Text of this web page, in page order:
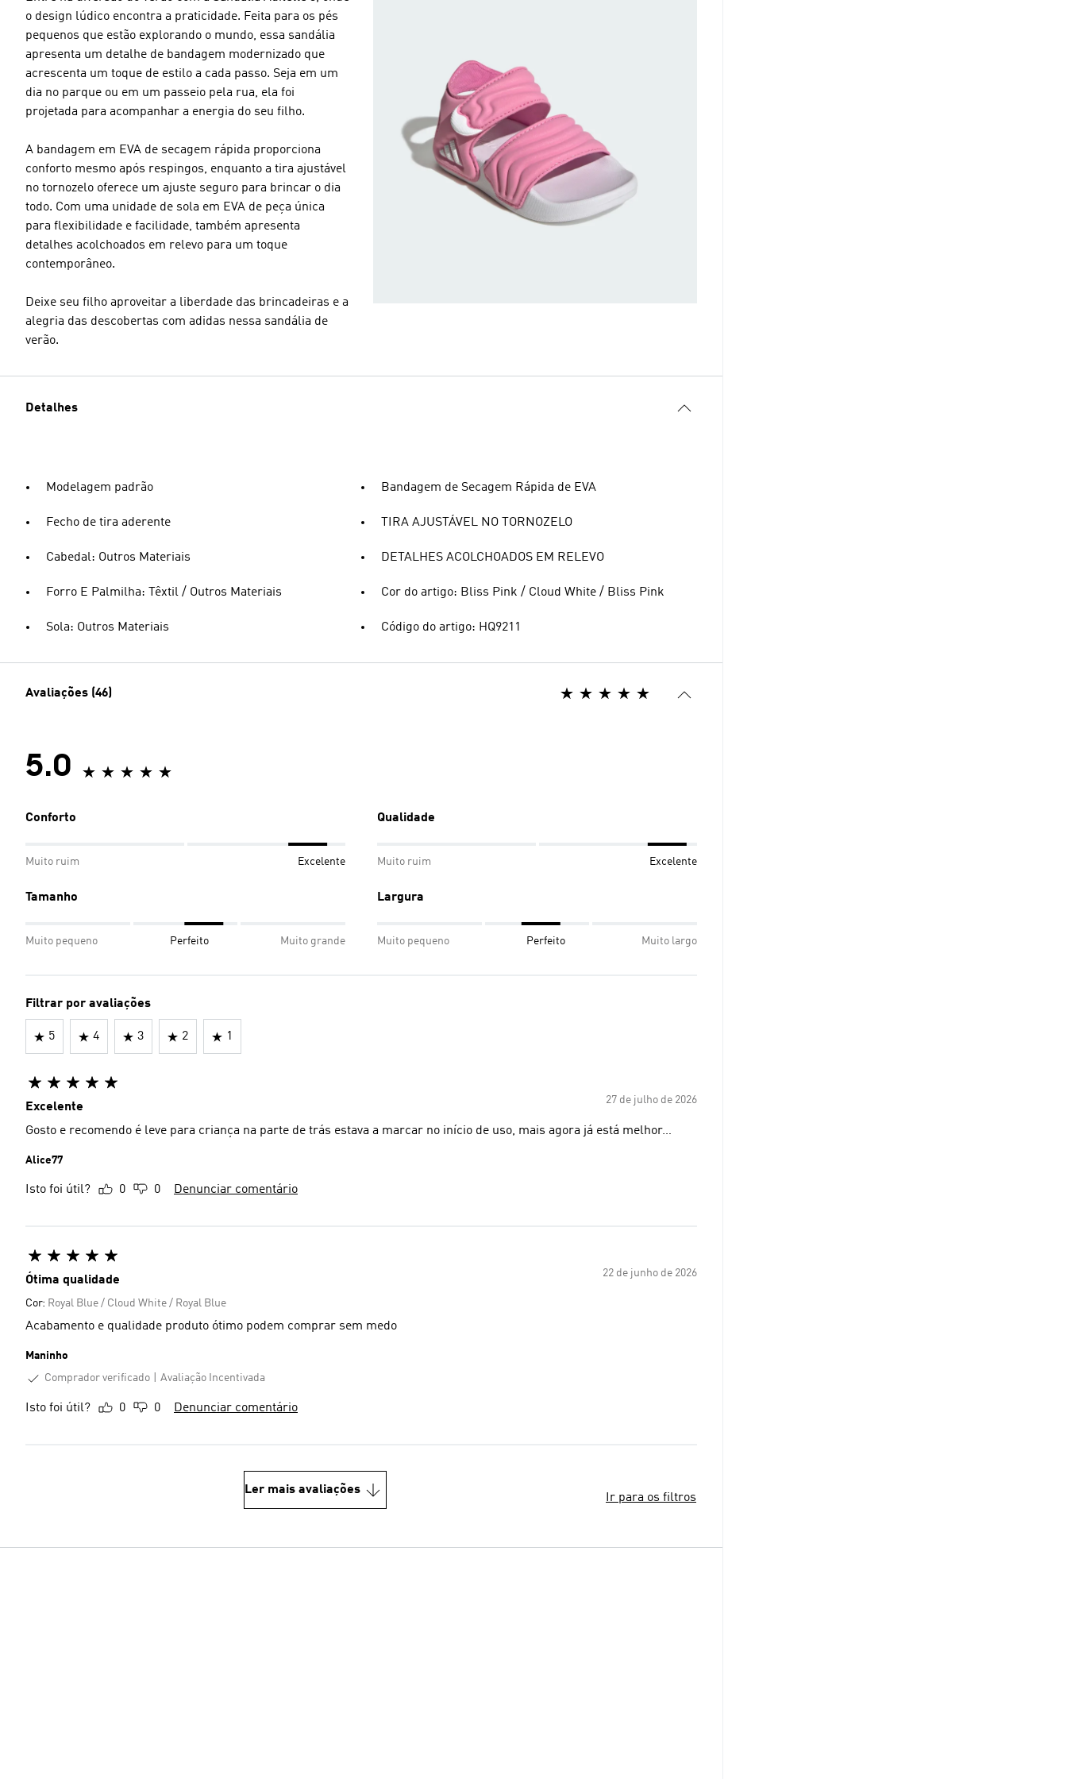
o design lúdico encontra a praticidade. Feita para os pés
pequenos que estão explorando o mundo, essa sandália
apresenta um detalhe de bandagem modernizado que
acrescenta um toque de estilo a cada passo. Seja em um
dia no parque ou em um passeio pela rua, ela foi
projetada para acompanhar a energia do seu filho.
A bandagem em EVA de secagem rápida proporciona
conforto mesmo após respingos, enquanto a tira ajustável
no tornozelo oferece um ajuste seguro para brincar o dia
todo. Com uma unidade de sola em EVA de peça única
para flexibilidade e facilidade, também apresenta
detalhes acolchoados em relevo para um toque
contemporâneo.
Deixe seu filho aproveitar a liberdade das brincadeiras e a
alegria das descobertas com adidas nessa sandália de
verão.
Detalhes
Modelagem padrão
Fecho de tira aderente
Cabedal: Outros Materiais
Forro E Palmilha: Têxtil / Outros Materiais
Sola: Outros Materiais
Bandagem de Secagem Rápida de EVA
TIRA AJUSTÁVEL NO TORNOZELO
DETALHES ACOLCHOADOS EM RELEVO
Cor do artigo: Bliss Pink / Cloud White / Bliss Pink
Código do artigo: HQ9211
Avaliações (46)
5.0
Conforto
Muito ruim Excelente
Qualidade
Muito ruim Excelente
Tamanho
Muito pequeno Perfeito Muito grande
Largura
Muito pequeno Perfeito Muito largo
Filtrar por avaliações
5 4 3 2 1
27 de julho de 2026
Excelente
Gosto e recomendo é leve para criança na parte de trás estava a marcar no início de uso, mais agora já está melhor…
Alice77
Isto foi útil? 0 0 Denunciar comentário
22 de junho de 2026
Ótima qualidade
Cor: Royal Blue / Cloud White / Royal Blue
Acabamento e qualidade produto ótimo podem comprar sem medo
Maninho
Comprador verificado
Avaliação Incentivada
Isto foi útil? 0 0 Denunciar comentário
Ler mais avaliações
Ir para os filtros